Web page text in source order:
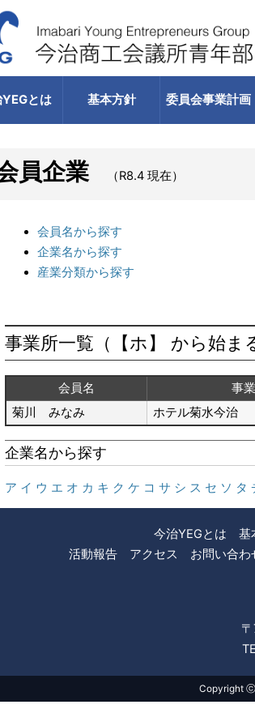
とは 基本方針 委員会事業計画
員企業 （R8.4 現在）
会員名から探す
企業名から探す
産業分類から探す
事業所一覧（【ホ】 から始ま
会員名 事
菊川 みなみ
ホテル菊水今治
企業名から探す
ア イ ウ エ オ カ キ ク ケ コ サ シ ス セ ソ タ
今治YEGとは 基
活動報告
アクセス お問い合わ
Copyright ⓒ